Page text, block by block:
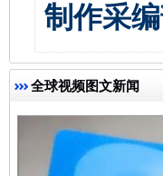
制作采
全球视频图文新闻